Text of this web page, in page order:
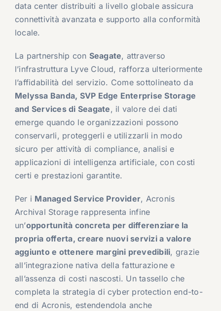
data center distribuiti a livello globale assicura
connettività avanzata e supporto alla conformità
locale.
La partnership con Seagate, attraverso
l’infrastruttura Lyve Cloud, rafforza ulteriormente
l’affidabilità del servizio. Come sottolineato da
Melyssa Banda, SVP Edge Enterprise Storage
and Services di Seagate, il valore dei dati
emerge quando le organizzazioni possono
conservarli, proteggerli e utilizzarli in modo
sicuro per attività di compliance, analisi e
applicazioni di intelligenza artificiale, con costi
certi e prestazioni garantite.
Per i Managed Service Provider, Acronis
Archival Storage rappresenta infine
un’opportunità concreta per differenziare la
propria offerta, creare nuovi servizi a valore
aggiunto e ottenere margini prevedibili, grazie
all’integrazione nativa della fatturazione e
all’assenza di costi nascosti. Un tassello che
completa la strategia di cyber protection end-to-
end di Acronis, estendendola anche